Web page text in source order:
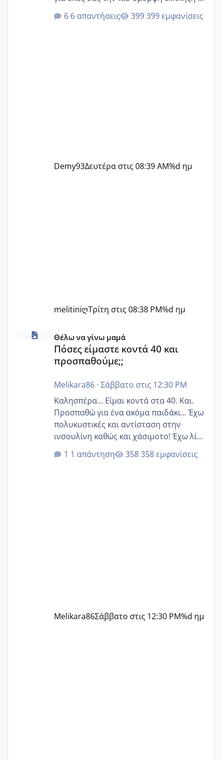
@Elk @Melikara86 @Παρασκευαιδου
@Zenia z @melitiniღ @Christi.D.
6 απαντήσεις 399 εμφανίσεις
Demy93Δευτέρα στις 08:39 AM%d ημ
melitiniღΤρίτη στις 08:38 PM%d ημ
Πόσες είμαστε κοντά 40 και προσπαθούμε;;
Θέλω να γίνω μαμά
Πόσες είμαστε κοντά 40 και
προσπαθούμε;;
Melikara86· Σάββατο στις 12:30 PM
Καλησπέρα... Είμαι κοντά στα 40. Και.
Προσπαθώ για ένα ακόμα παιδάκι... Έχω
πολυκυστικές και αντίσταση στην
ινσουλίνη καθώς και χάσιμοτο! Έχω λίγα
κιλά παραπάνω και όσο κ αν προσπαθώ
δεν χάνω εύκολα! Προσπαθώ για ακόμη
1 απάντηση 358 εμφανίσεις
Melikara86Σάββατο στις 12:30 PM%d ημ